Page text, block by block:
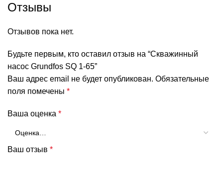
Отзывы
Отзывов пока нет.
Будьте первым, кто оставил отзыв на “Скважинный
насос Grundfos SQ 1-65”
Ваш адрес email не будет опубликован. Обязательные
поля помечены *
Ваша оценка *
Ваш отзыв *